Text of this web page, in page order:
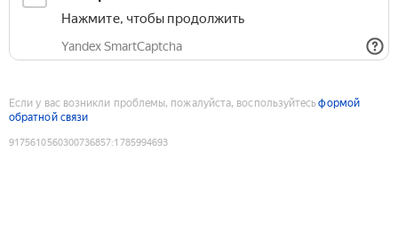
Нажмите, чтобы продолжить
Yandex SmartCaptcha
Если у вас возникли проблемы, пожалуйста, воспользуйтесьформой
обратной связи
9175610560300736857:1785994693